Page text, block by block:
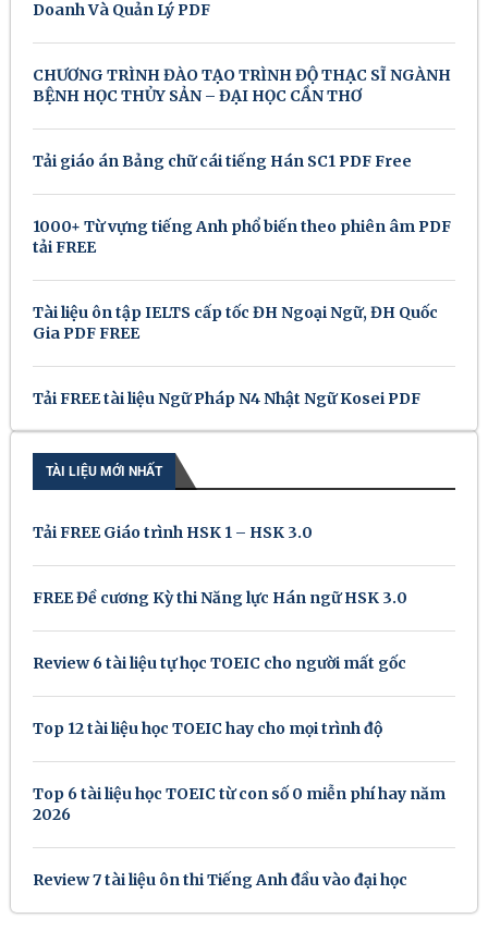
Doanh Và Quản Lý PDF
CHƯƠNG TRÌNH ĐÀO TẠO TRÌNH ĐỘ THẠC SĨ NGÀNH
BỆNH HỌC THỦY SẢN – ĐẠI HỌC CẦN THƠ
Tải giáo án Bảng chữ cái tiếng Hán SC1 PDF Free
1000+ Từ vựng tiếng Anh phổ biến theo phiên âm PDF
tải FREE
Tài liệu ôn tập IELTS cấp tốc ĐH Ngoại Ngữ, ĐH Quốc
Gia PDF FREE
Tải FREE tài liệu Ngữ Pháp N4 Nhật Ngữ Kosei PDF
TÀI LIỆU MỚI NHẤT
Tải FREE Giáo trình HSK 1 – HSK 3.0
FREE Đề cương Kỳ thi Năng lực Hán ngữ HSK 3.0
Review 6 tài liệu tự học TOEIC cho người mất gốc
Top 12 tài liệu học TOEIC hay cho mọi trình độ
Top 6 tài liệu học TOEIC từ con số 0 miễn phí hay năm
2026
Review 7 tài liệu ôn thi Tiếng Anh đầu vào đại học